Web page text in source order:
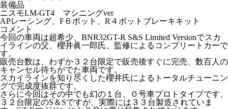
装備品
ニスモLM-GT4 マシニングver
APレーシング、F６ポット、R４ポットブレーキキット
コメント
今回の車両は超希少、BNR32GT-R S&S Limited Versionでスカ
イラインの父、櫻井眞一郎氏、監修によるコンプリートカーで
す。
販売台数は、わずか３２台限定で販売後すぐに完売、数百人の
キャンセル待ちがでた車両です。
スカイラインを知り尽くした櫻井氏によるトータルチューニン
グで完成度抜群です。
さらに今回はその中でも幻の１台、０号車プロトタイプです、
３２台限定のS＆Sですが、実際には３３台製造されていま